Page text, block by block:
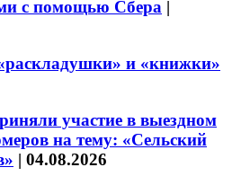
с помощью Сбера |
и «книжки»
участие в выездном
на тему: «Сельский
| 04.08.2026